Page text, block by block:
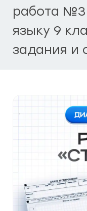
работа №3
языку 9
задания и